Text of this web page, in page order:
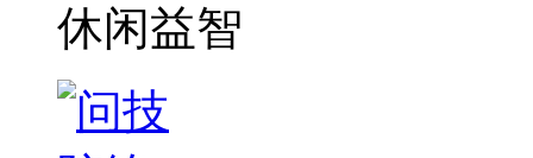
休闲益智